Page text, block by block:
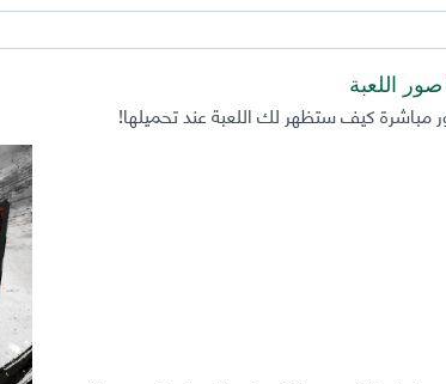
صور اللعبة
كيف ستظهر لك اللعبة عند تحميلها!